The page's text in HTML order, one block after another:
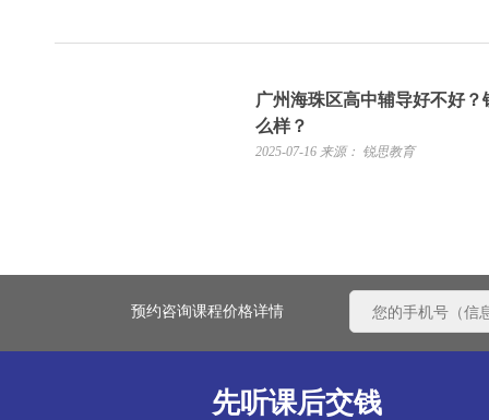
广州海珠区高中辅导好不好？
么样？
2025-07-16 来源： 锐思教育
预约咨询课程价格详情
先听课后交钱